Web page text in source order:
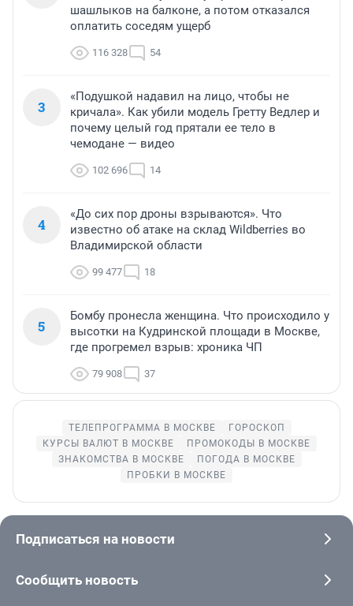
шашлыков на балконе, а потом отказался
оплатить соседям ущерб
116 328 54
3
«Подушкой надавил на лицо, чтобы не
кричала». Как убили модель Гретту Ведлер и
почему целый год прятали ее тело в
чемодане — видео
102 696 14
4
«До сих пор дроны взрываются». Что
известно об атаке на склад Wildberries во
Владимирской области
99 477 18
5
Бомбу пронесла женщина. Что происходило у
высотки на Кудринской площади в Москве,
где прогремел взрыв: хроника ЧП
79 908 37
ТЕЛЕПРОГРАММА В МОСКВЕ
ГОРОСКОП
КУРСЫ ВАЛЮТ В МОСКВЕ
ПРОМОКОДЫ В МОСКВЕ
ЗНАКОМСТВА В МОСКВЕ
ПОГОДА В МОСКВЕ
ПРОБКИ В МОСКВЕ
Подписаться на новости
Сообщить новость